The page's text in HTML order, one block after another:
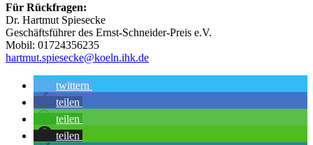
Für Rückfragen:
Dr. Hartmut Spiesecke
Geschäftsführer des Ernst-Schneider-Preis e.V.
Mobil: 01724356235
hartmut.spiesecke@koeln.ihk.de
twittern
teilen
teilen
teilen